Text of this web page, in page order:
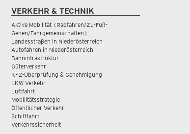
VERKEHR & TECHNIK
Aktive Mobilität (Radfahren/Zu-Fuß-
Gehen/Fahrgemeinschaften)
Landesstraßen in Niederösterreich
Autofahren in Niederösterreich
Bahninfrastruktur
Güterverkehr
KFZ-Überprüfung & Genehmigung
LKW Verkehr
Luftfahrt
Mobilitätsstrategie
Öffentlicher Verkehr
Schifffahrt
Verkehrssicherheit